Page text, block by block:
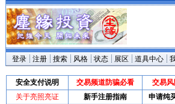
登录 注册 搜索 风格 状态 展区 道具中心
安全支付说明 交易频道防骗必看 交易
关于亮照亮证
新手注册指南 申请纯